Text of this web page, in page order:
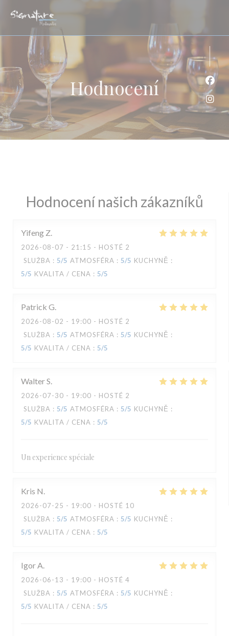
Hodnocení
Hodnocení našich zákazníků
Yifeng Z
2026-08-07 - 21:15 - HOSTÉ 2
SLUŽBA : 5/5 ATMOSFÉRA : 5/5 KUCHYNĚ :
5/5 KVALITA / CENA : 5/5
Patrick G
2026-08-02 - 19:00 - HOSTÉ 2
SLUŽBA : 5/5 ATMOSFÉRA : 5/5 KUCHYNĚ :
5/5 KVALITA / CENA : 5/5
WalterS
2026-07-30 - 19:00 - HOSTÉ 2
SLUŽBA : 5/5 ATMOSFÉRA : 5/5 KUCHYNĚ :
5/5 KVALITA / CENA : 5/5
Un experience spéciale
Kris N
2026-07-25 - 19:00 - HOSTÉ 10
SLUŽBA : 5/5 ATMOSFÉRA : 5/5 KUCHYNĚ :
5/5 KVALITA / CENA : 5/5
IgorA
2026-06-13 - 19:00 - HOSTÉ 4
SLUŽBA : 5/5 ATMOSFÉRA : 5/5 KUCHYNĚ :
5/5 KVALITA / CENA : 5/5